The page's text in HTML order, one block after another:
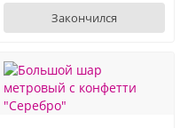
Закончился